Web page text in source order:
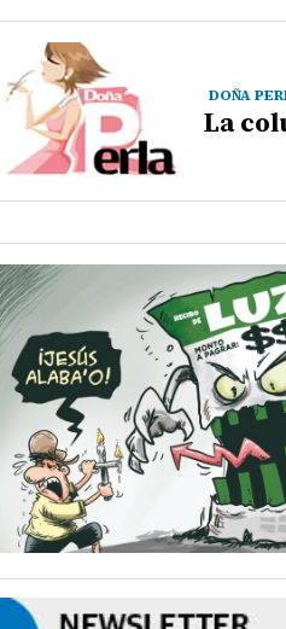
DOÑA
La